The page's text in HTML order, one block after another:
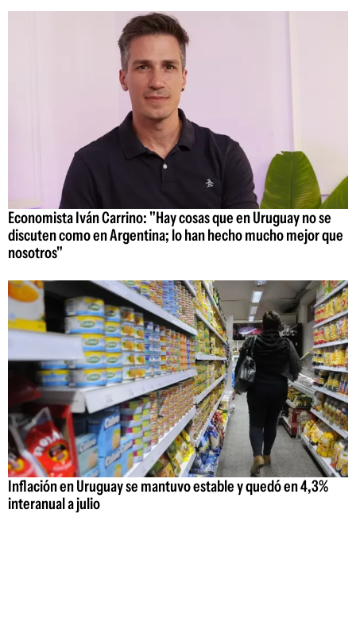
Economista Iván Carrino: "Hay cosas que en Uruguay no se
discuten como en Argentina; lo han hecho mucho mejor que
nosotros"
Inflación en Uruguay se mantuvo estable y quedó en 4,3%
interanual a julio